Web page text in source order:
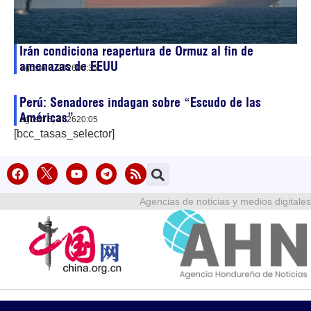
Irán condiciona reapertura de Ormuz al fin de
amenazas de EEUU
agosto 6, 202605:35
Perú: Senadores indagan sobre “Escudo de las
Américas”
agosto 5, 202620:05
[bcc_tasas_selector]
Agencias de noticias y medios digitales